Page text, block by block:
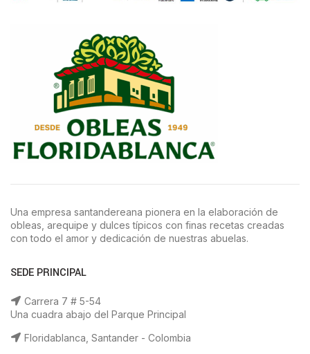
Una empresa santandereana pionera en la elaboración de
obleas, arequipe y dulces típicos con finas recetas creadas
con todo el amor y dedicación de nuestras abuelas.
SEDE PRINCIPAL
Carrera 7 # 5-54
Una cuadra abajo del Parque Principal
Floridablanca, Santander - Colombia